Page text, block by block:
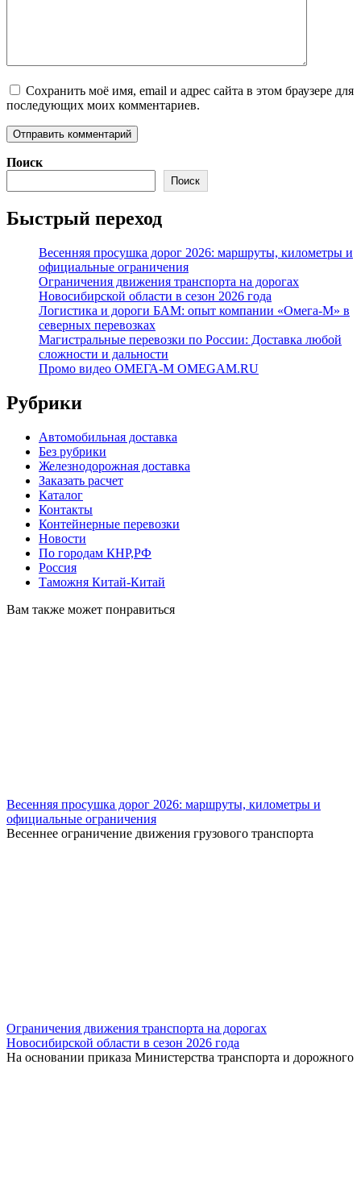
Сохранить моё имя, email и адрес сайта в этом браузере для
последующих моих комментариев.
Поиск
Поиск
Быстрый переход
Весенняя просушка дорог 2026: маршруты, километры и
официальные ограничения
Ограничения движения транспорта на дорогах
Новосибирской области в сезон 2026 года
Логистика и дороги БАМ: опыт компании «Омега-М» в
северных перевозках
Магистральные перевозки по России: Доставка любой
сложности и дальности
Промо видео ОМЕГА-М OMEGAM.RU
Рубрики
Автомобильная доставка
Без рубрики
Железнодорожная доставка
Заказать расчет
Каталог
Контакты
Контейнерные перевозки
Новости
По городам КНР,РФ
Россия
Таможня Китай-Китай
Вам также может понравиться
Весенняя просушка дорог 2026: маршруты, километры и
официальные ограничения
Весеннее ограничение движения грузового транспорта
Ограничения движения транспорта на дорогах
Новосибирской области в сезон 2026 года
На основании приказа Министерства транспорта и дорожного